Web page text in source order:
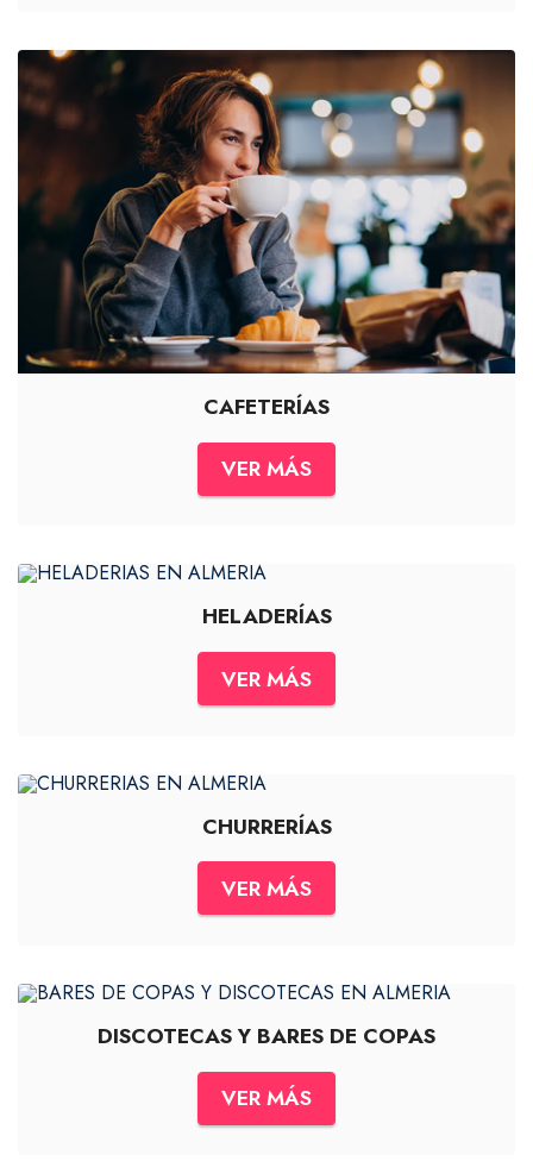
CAFETERÍAS
VER MÁS
HELADERÍAS
VER MÁS
CHURRERÍAS
VER MÁS
DISCOTECAS Y BARES DE COPAS
VER MÁS